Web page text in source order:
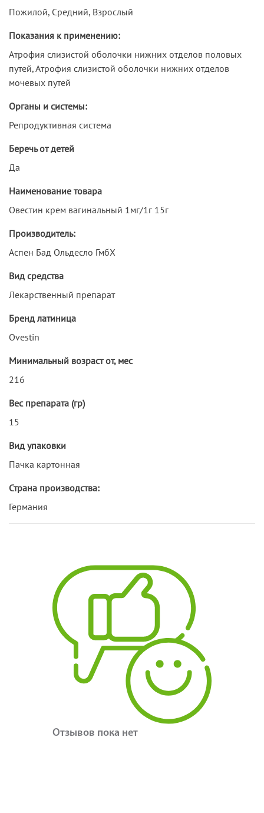
Пожилой, Средний, Взрослый
Показания к применению:
Атрофия слизистой оболочки нижних отделов половых
путей, Атрофия слизистой оболочки нижних отделов
мочевых путей
Органы и системы:
Репродуктивная система
Беречь от детей
Да
Наименование товара
Овестин крем вагинальный 1мг/1г 15г
Производитель:
Аспен Бад Ольдесло ГмбХ
Вид средства
Лекарственный препарат
Бренд латиница
Ovestin
Минимальный возраст от, мес
216
Вес препарата (гр)
15
Вид упаковки
Пачка картонная
Страна производства:
Германия
Отзывов пока нет